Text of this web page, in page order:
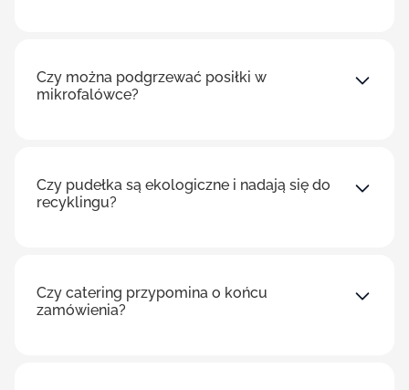
Czy można podgrzewać posiłki w
mikrofalówce?
Czy pudełka są ekologiczne i nadają się do
recyklingu?
Czy catering przypomina o końcu
zamówienia?